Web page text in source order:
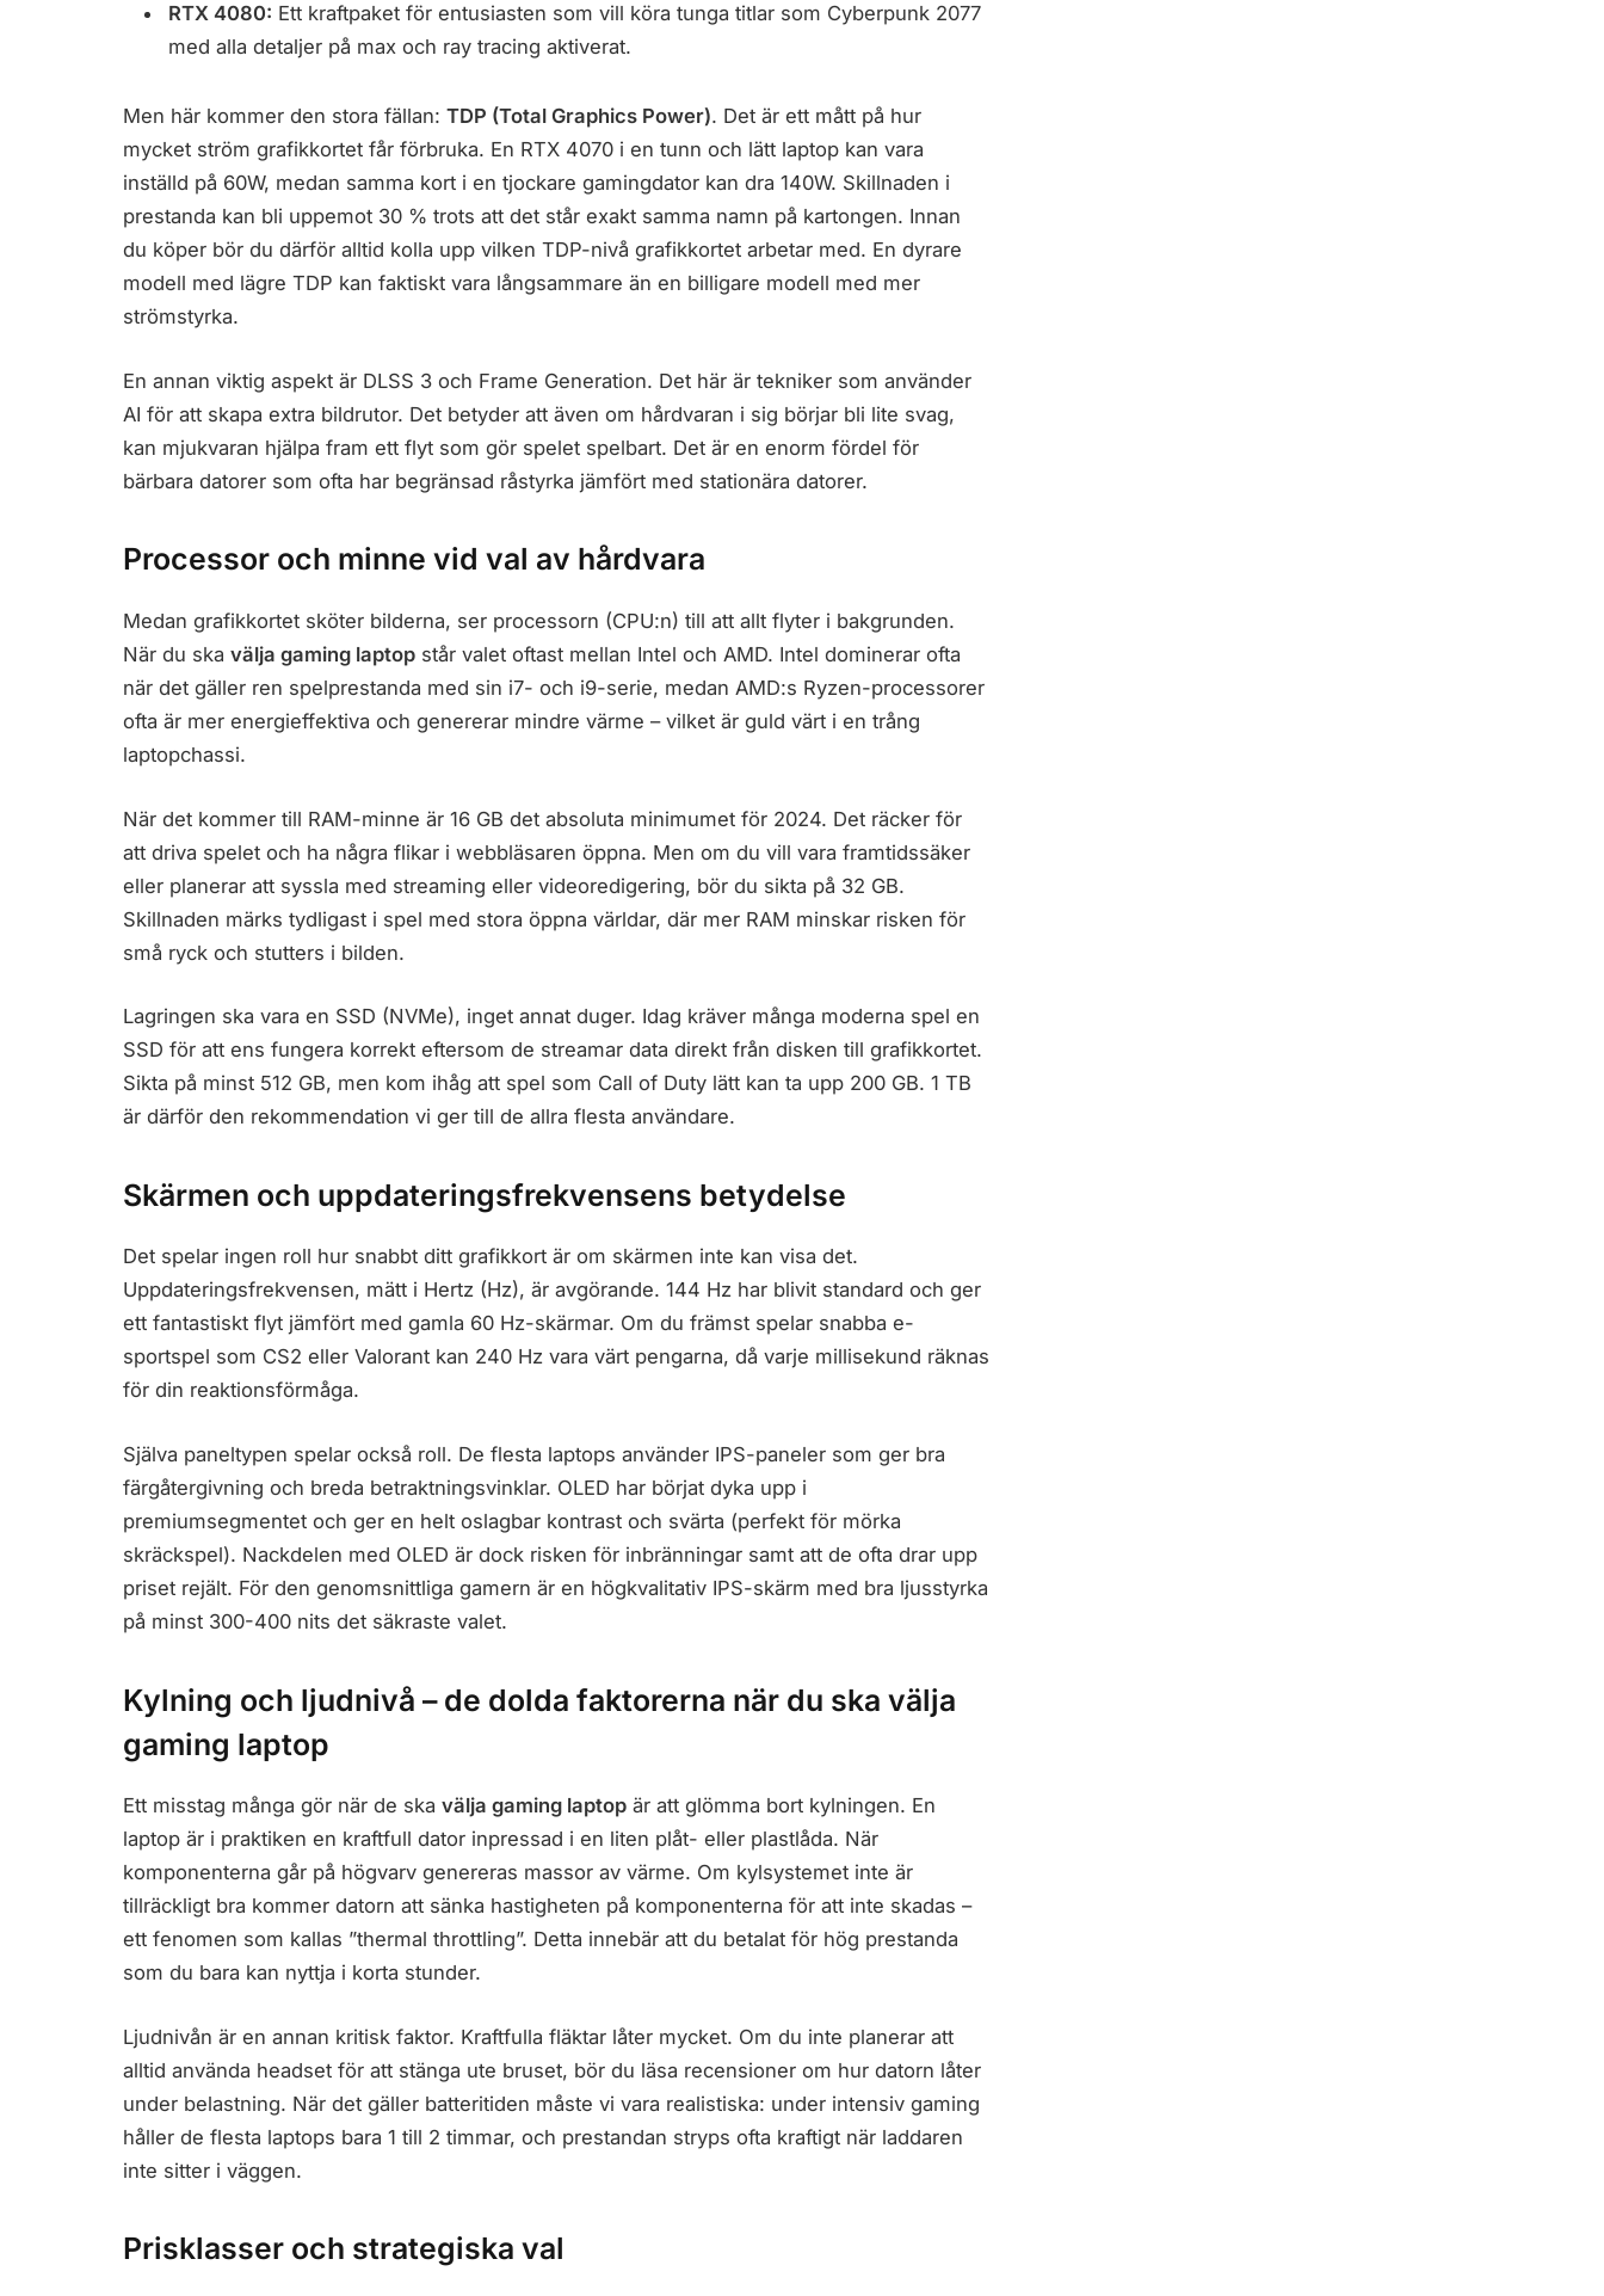
RTX 4080: Ett kraftpaket för entusiasten som vill köra tunga titlar som Cyberpunk 2077
med alla detaljer på max och ray tracing aktiverat.
Men här kommer den stora fällan: TDP (Total Graphics Power). Det är ett mått på hur
mycket ström grafikkortet får förbruka. En RTX 4070 i en tunn och lätt laptop kan vara
inställd på 60W, medan samma kort i en tjockare gamingdator kan dra 140W. Skillnaden i
prestanda kan bli uppemot 30 % trots att det står exakt samma namn på kartongen. Innan
du köper bör du därför alltid kolla upp vilken TDP-nivå grafikkortet arbetar med. En dyrare
modell med lägre TDP kan faktiskt vara långsammare än en billigare modell med mer
strömstyrka.
En annan viktig aspekt är DLSS 3 och Frame Generation. Det här är tekniker som använder
AI för att skapa extra bildrutor. Det betyder att även om hårdvaran i sig börjar bli lite svag,
kan mjukvaran hjälpa fram ett flyt som gör spelet spelbart. Det är en enorm fördel för
bärbara datorer som ofta har begränsad råstyrka jämfört med stationära datorer.
Processor och minne vid val av hårdvara
Medan grafikkortet sköter bilderna, ser processorn (CPU:n) till att allt flyter i bakgrunden.
När du ska välja gaming laptop står valet oftast mellan Intel och AMD. Intel dominerar ofta
när det gäller ren spelprestanda med sin i7- och i9-serie, medan AMD:s Ryzen-processorer
ofta är mer energieffektiva och genererar mindre värme – vilket är guld värt i en trång
laptopchassi.
När det kommer till RAM-minne är 16 GB det absoluta minimumet för 2024. Det räcker för
att driva spelet och ha några flikar i webbläsaren öppna. Men om du vill vara framtidssäker
eller planerar att syssla med streaming eller videoredigering, bör du sikta på 32 GB.
Skillnaden märks tydligast i spel med stora öppna världar, där mer RAM minskar risken för
små ryck och stutters i bilden.
Lagringen ska vara en SSD (NVMe), inget annat duger. Idag kräver många moderna spel en
SSD för att ens fungera korrekt eftersom de streamar data direkt från disken till grafikkortet.
Sikta på minst 512 GB, men kom ihåg att spel som Call of Duty lätt kan ta upp 200 GB. 1 TB
är därför den rekommendation vi ger till de allra flesta användare.
Skärmen och uppdateringsfrekvensens betydelse
Det spelar ingen roll hur snabbt ditt grafikkort är om skärmen inte kan visa det.
Uppdateringsfrekvensen, mätt i Hertz (Hz), är avgörande. 144 Hz har blivit standard och ger
ett fantastiskt flyt jämfört med gamla 60 Hz-skärmar. Om du främst spelar snabba e-
sportspel som CS2 eller Valorant kan 240 Hz vara värt pengarna, då varje millisekund räknas
för din reaktionsförmåga.
Själva paneltypen spelar också roll. De flesta laptops använder IPS-paneler som ger bra
färgåtergivning och breda betraktningsvinklar. OLED har börjat dyka upp i
premiumsegmentet och ger en helt oslagbar kontrast och svärta (perfekt för mörka
skräckspel). Nackdelen med OLED är dock risken för inbränningar samt att de ofta drar upp
priset rejält. För den genomsnittliga gamern är en högkvalitativ IPS-skärm med bra ljusstyrka
på minst 300-400 nits det säkraste valet.
Kylning och ljudnivå – de dolda faktorerna när du ska välja
gaming laptop
Ett misstag många gör när de ska välja gaming laptop är att glömma bort kylningen. En
laptop är i praktiken en kraftfull dator inpressad i en liten plåt- eller plastlåda. När
komponenterna går på högvarv genereras massor av värme. Om kylsystemet inte är
tillräckligt bra kommer datorn att sänka hastigheten på komponenterna för att inte skadas –
ett fenomen som kallas ”thermal throttling”. Detta innebär att du betalat för hög prestanda
som du bara kan nyttja i korta stunder.
Ljudnivån är en annan kritisk faktor. Kraftfulla fläktar låter mycket. Om du inte planerar att
alltid använda headset för att stänga ute bruset, bör du läsa recensioner om hur datorn låter
under belastning. När det gäller batteritiden måste vi vara realistiska: under intensiv gaming
håller de flesta laptops bara 1 till 2 timmar, och prestandan stryps ofta kraftigt när laddaren
inte sitter i väggen.
Prisklasser och strategiska val